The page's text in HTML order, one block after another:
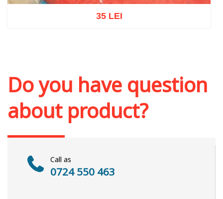
35 LEI
Do you have question
about product?
Call as
0724 550 463